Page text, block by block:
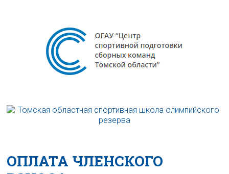
ОПЛАТА ЧЛЕНСКОГО